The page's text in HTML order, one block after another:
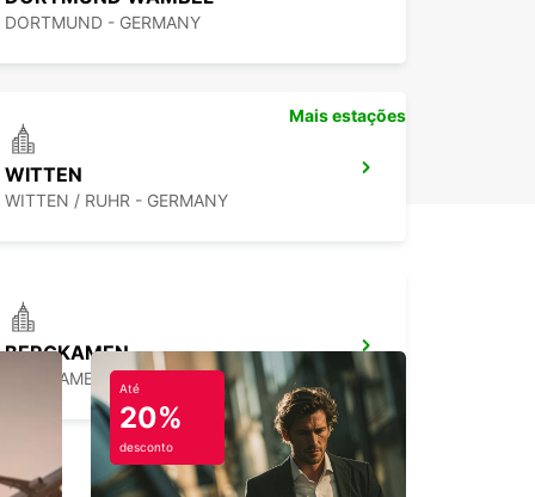
DORTMUND - GERMANY
WITTEN
WITTEN / RUHR - GERMANY
BERGKAMEN
BERGKAMEN - GERMANY
Mais estações
Até
20%
desconto